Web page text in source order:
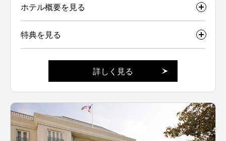
ホテル概要を見る
特典を見る
詳しく見る